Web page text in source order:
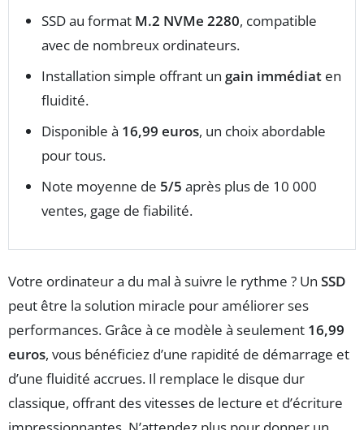
SSD au format M.2 NVMe 2280, compatible
avec de nombreux ordinateurs.
Installation simple offrant un gain immédiat en
fluidité.
Disponible à 16,99 euros, un choix abordable
pour tous.
Note moyenne de 5/5 après plus de 10 000
ventes, gage de fiabilité.
Votre ordinateur a du mal à suivre le rythme ? Un SSD
peut être la solution miracle pour améliorer ses
performances. Grâce à ce modèle à seulement 16,99
euros, vous bénéficiez d’une rapidité de démarrage et
d’une fluidité accrues. Il remplace le disque dur
classique, offrant des vitesses de lecture et d’écriture